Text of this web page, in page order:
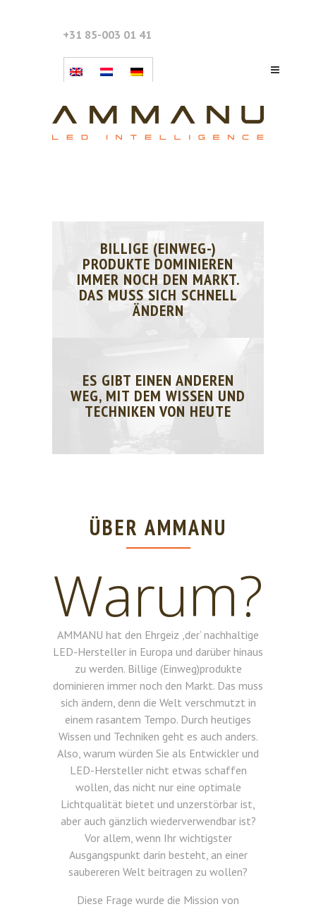
+31 85-003 01 41
BILLIGE (EINWEG-)
PRODUKTE DOMINIEREN
IMMER NOCH DEN MARKT.
DAS MUSS SICH SCHNELL
ÄNDERN
ES GIBT EINEN ANDEREN
WEG, MIT DEM WISSEN UND
TECHNIKEN VON HEUTE
ÜBER AMMANU
Warum?
AMMANU hat den Ehrgeiz ,der‘ nachhaltige
LED-Hersteller in Europa und darüber hinaus
zu werden. Billige (Einweg)produkte
dominieren immer noch den Markt. Das muss
sich ändern, denn die Welt verschmutzt in
einem rasantem Tempo. Durch heutiges
Wissen und Techniken geht es auch anders.
Also, warum würden Sie als Entwickler und
LED-Hersteller nicht etwas schaffen
wollen, das nicht nur eine optimale
Lichtqualität bietet und unzerstörbar ist,
aber auch gänzlich wiederverwendbar ist?
Vor allem, wenn Ihr wichtigster
Ausgangspunkt darin besteht, an einer
saubereren Welt beitragen zu wollen?
Diese Frage wurde die Mission von